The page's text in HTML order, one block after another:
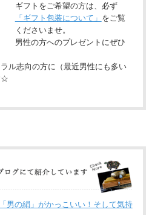
ギフトをご希望の方は、必ず
「ギフト包装について」 をご覧
くださいませ。
男性の方へのプレゼントにぜひ
ル志向の方に（最近男性にも多い
☆
男の絹」がかっこいい！そして気持